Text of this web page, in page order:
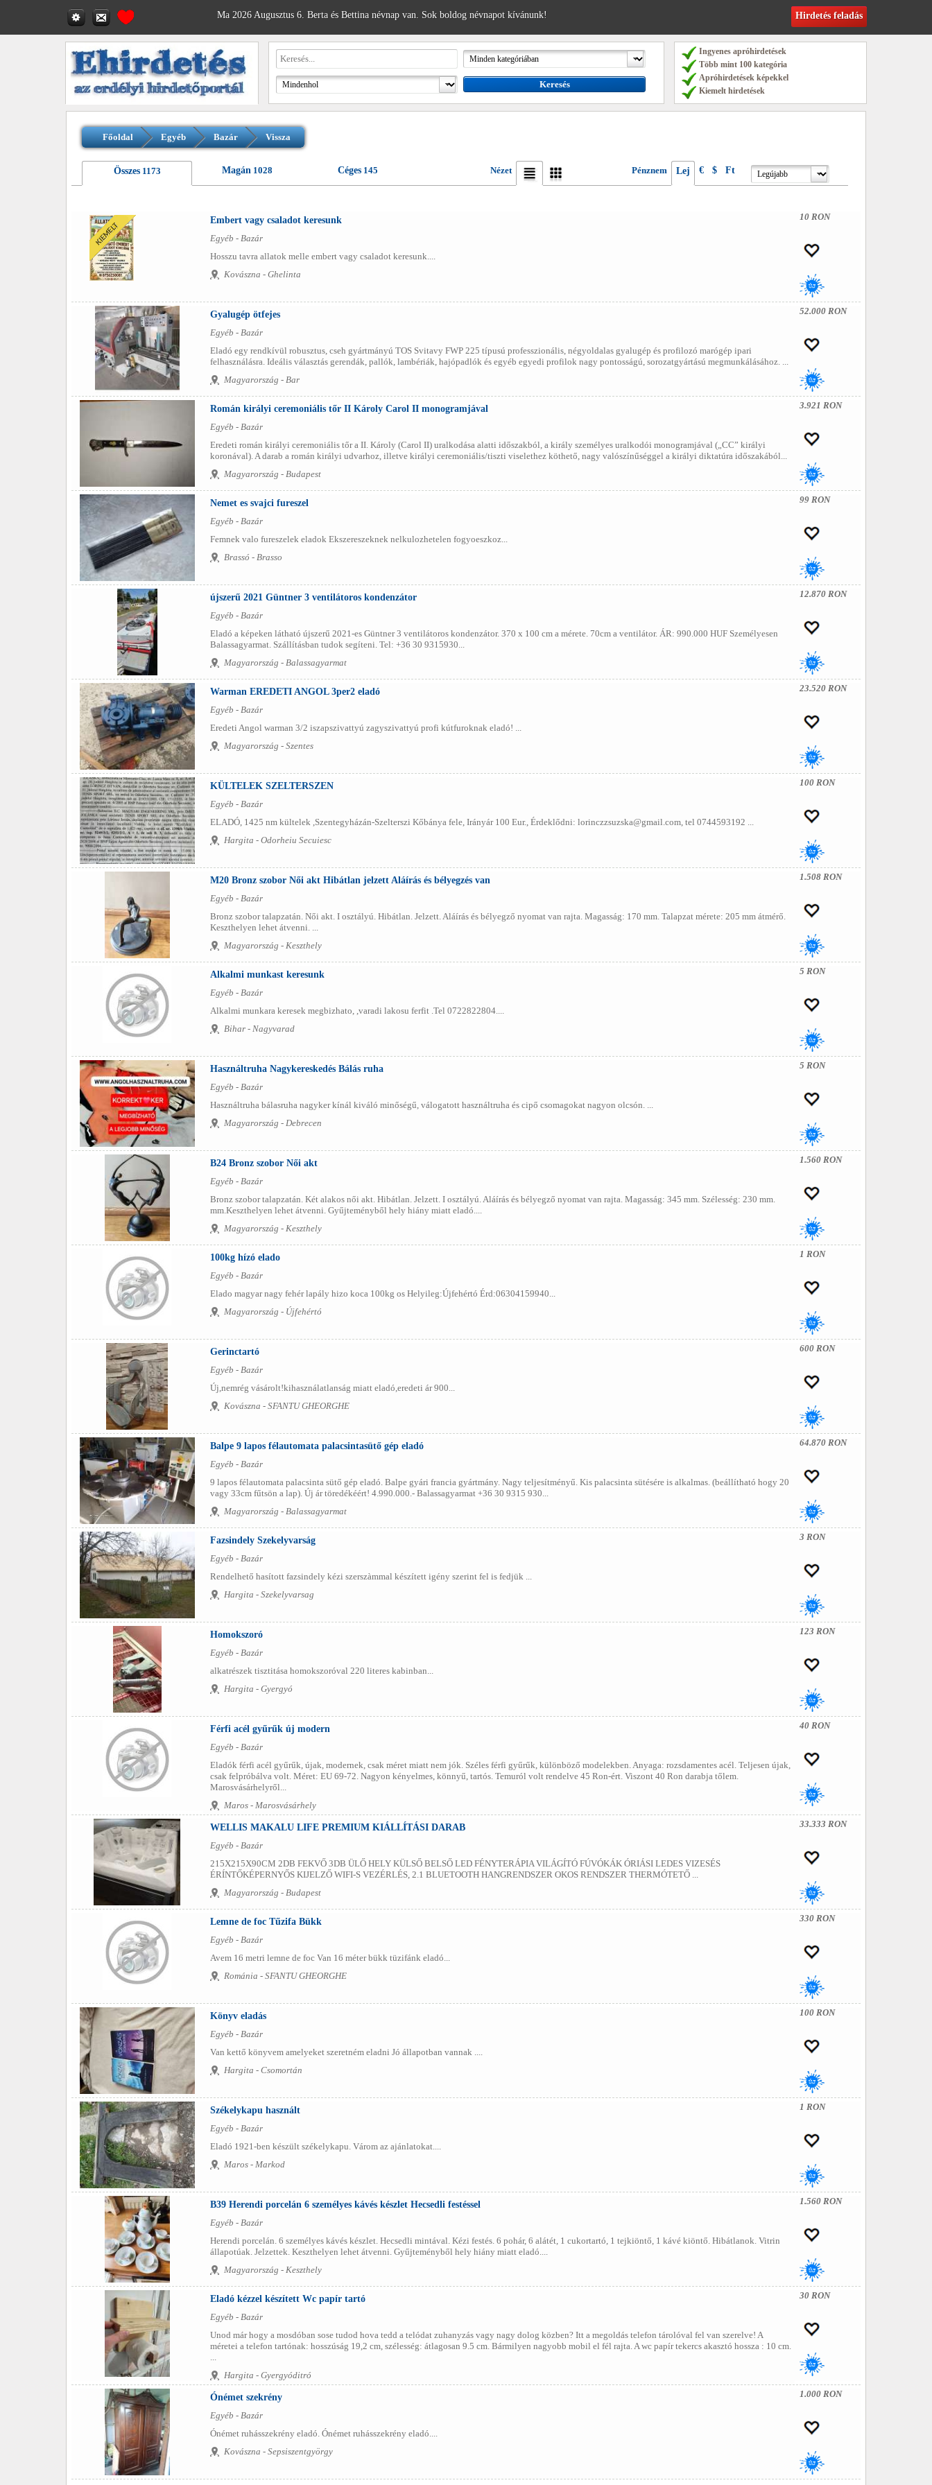
Ma 2026 Augusztus 6. Berta és Bettina névnap van. Sok boldog névnapot kívánunk! Hirdetés feladás
Ingyenes apróhirdetések
Több mint 100 kategória
Apróhirdetések képekkel
Kiemelt hirdetések
Főoldal Egyéb Bazár Vissza
Összes1173 Magán 1028 Céges 145 Nézet Pénznem Lej € $ Ft
Embert vagy csaladot keresunk
Egyéb - Bazár
Hosszu tavra allatok melle embert vagy csaladot keresunk....
Kovászna - Ghelinta
10 RON
Gyalugép ötfejes
Egyéb - Bazár
Eladó egy rendkívül robusztus, cseh gyártmányú TOS Svitavy FWP 225 típusú professzionális, négyoldalas gyalugép és profilozó marógép ipari
felhasználásra. Ideális választás gerendák, pallók, lambériák, hajópadlók és egyéb egyedi profilok nagy pontosságú, sorozatgyártású megmunkálásához. ...
Magyarország - Bar
52.000 RON
Román királyi ceremoniális tőr II Károly Carol II monogramjával
Egyéb - Bazár
Eredeti román királyi ceremoniális tőr a II. Károly (Carol II) uralkodása alatti időszakból, a király személyes uralkodói monogramjával („CC” királyi
koronával). A darab a román királyi udvarhoz, illetve királyi ceremoniális/tiszti viselethez köthető, nagy valószínűséggel a királyi diktatúra időszakából...
Magyarország - Budapest
3.921 RON
Nemet es svajci fureszel
Egyéb - Bazár
Femnek valo fureszelek eladok Ekszereszeknek nelkulozhetelen fogyoeszkoz...
Brassó - Brasso
99 RON
újszerű 2021 Güntner 3 ventilátoros kondenzátor
Egyéb - Bazár
Eladó a képeken látható újszerű 2021-es Güntner 3 ventilátoros kondenzátor. 370 x 100 cm a mérete. 70cm a ventilátor. ÁR: 990.000 HUF Személyesen
Balassagyarmat. Szállításban tudok segíteni. Tel: +36 30 9315930...
Magyarország - Balassagyarmat
12.870 RON
Warman EREDETI ANGOL 3per2 eladó
Egyéb - Bazár
Eredeti Angol warman 3/2 iszapszivattyú zagyszivattyú profi kútfuroknak eladó! ...
Magyarország - Szentes
23.520 RON
KÜLTELEK SZELTERSZEN
Egyéb - Bazár
ELADÓ, 1425 nm kültelek ,Szentegyházán-Szelterszi Kőbánya fele, Irányár 100 Eur., Érdeklődni: lorinczzsuzska@gmail.com, tel 0744593192 ...
Hargita - Odorheiu Secuiesc
100 RON
M20 Bronz szobor Női akt Hibátlan jelzett Aláírás és bélyegzés van
Egyéb - Bazár
Bronz szobor talapzatán. Női akt. I osztályú. Hibátlan. Jelzett. Aláírás és bélyegző nyomat van rajta. Magasság: 170 mm. Talapzat mérete: 205 mm átmérő.
Keszthelyen lehet átvenni. ...
Magyarország - Keszthely
1.508 RON
Alkalmi munkast keresunk
Egyéb - Bazár
Alkalmi munkara keresek megbizhato, ,varadi lakosu ferfit .Tel 0722822804....
Bihar - Nagyvarad
5 RON
Használtruha Nagykereskedés Bálás ruha
Egyéb - Bazár
Használtruha bálasruha nagyker kínál kiváló minőségű, válogatott használtruha és cipő csomagokat nagyon olcsón. ...
Magyarország - Debrecen
5 RON
B24 Bronz szobor Női akt
Egyéb - Bazár
Bronz szobor talapzatán. Két alakos női akt. Hibátlan. Jelzett. I osztályú. Aláírás és bélyegző nyomat van rajta. Magasság: 345 mm. Szélesség: 230 mm.
mm.Keszthelyen lehet átvenni. Gyűjteményből hely hiány miatt eladó....
Magyarország - Keszthely
1.560 RON
100kg hízó elado
Egyéb - Bazár
Elado magyar nagy fehér lapály hizo koca 100kg os Helyileg:Újfehértó Érd:06304159940...
Magyarország - Újfehértó
1 RON
Gerinctartó
Egyéb - Bazár
Új,nemrég vásárolt!kihasználatlanság miatt eladó,eredeti ár 900...
Kovászna - SFANTU GHEORGHE
600 RON
Balpe 9 lapos félautomata palacsintasütő gép eladó
Egyéb - Bazár
9 lapos félautomata palacsinta sütő gép eladó. Balpe gyári francia gyártmány. Nagy teljesítményű. Kis palacsinta sütésére is alkalmas. (beállítható hogy 20
vagy 33cm fűtsön a lap). Új ár töredékéért! 4.990.000.- Balassagyarmat +36 30 9315 930...
Magyarország - Balassagyarmat
64.870 RON
Fazsindely Szekelyvarság
Egyéb - Bazár
Rendelhető hasított fazsindely kézi szerszàmmal készített igény szerint fel is fedjük ...
Hargita - Szekelyvarsag
3 RON
Homokszoró
Egyéb - Bazár
alkatrészek tisztitása homokszoróval 220 literes kabinban...
Hargita - Gyergyó
123 RON
Férfi acél gyűrűk új modern
Egyéb - Bazár
Eladók férfi acél gyűrűk, újak, modernek, csak méret miatt nem jók. Széles férfi gyűrűk, különböző modelekben. Anyaga: rozsdamentes acél. Teljesen újak,
csak felpróbálva volt. Méret: EU 69-72. Nagyon kényelmes, könnyű, tartós. Temuról volt rendelve 45 Ron-ért. Viszont 40 Ron darabja tőlem.
Marosvásárhelyről...
Maros - Marosvásárhely
40 RON
WELLIS MAKALU LIFE PREMIUM KIÁLLÍTÁSI DARAB
Egyéb - Bazár
215X215X90CM 2DB FEKVŐ 3DB ÜLŐ HELY KÜLSŐ BELSŐ LED FÉNYTERÁPIA VILÁGÍTÓ FÚVÓKÁK ÓRIÁSI LEDES VIZESÉS
ÉRÍNTŐKÉPERNYŐS KIJELZŐ WIFI-S VEZÉRLÉS, 2.1 BLUETOOTH HANGRENDSZER OKOS RENDSZER THERMÓTETŐ ...
Magyarország - Budapest
33.333 RON
Lemne de foc Tűzifa Bükk
Egyéb - Bazár
Avem 16 metri lemne de foc Van 16 méter bükk tüzifánk eladó...
Románia - SFANTU GHEORGHE
330 RON
Könyv eladás
Egyéb - Bazár
Van kettő könyvem amelyeket szeretném eladni Jó állapotban vannak ....
Hargita - Csomortán
100 RON
Székelykapu használt
Egyéb - Bazár
Eladó 1921-ben készült székelykapu. Várom az ajánlatokat....
Maros - Markod
1 RON
B39 Herendi porcelán 6 személyes kávés készlet Hecsedli festéssel
Egyéb - Bazár
Herendi porcelán. 6 személyes kávés készlet. Hecsedli mintával. Kézi festés. 6 pohár, 6 alátét, 1 cukortartó, 1 tejkiöntő, 1 kávé kiöntő. Hibátlanok. Vitrin
állapotúak. Jelzettek. Keszthelyen lehet átvenni. Gyűjteményből hely hiány miatt eladó....
Magyarország - Keszthely
1.560 RON
Eladó kézzel készített Wc papír tartó
Egyéb - Bazár
Unod már hogy a mosdóban sose tudod hova tedd a telódat zuhanyzás vagy nagy dolog közben? Itt a megoldás telefon tárolóval fel van szerelve! A
méretei a telefon tartónak: hosszúság 19,2 cm, szélesség: átlagosan 9.5 cm. Bármilyen nagyobb mobil el fél rajta. A wc papír tekercs akasztó hossza : 10 cm.
...
Hargita - Gyergyóditró
30 RON
Ónémet szekrény
Egyéb - Bazár
Ónémet ruhásszekrény eladó. Ónémet ruhásszekrény eladó....
Kovászna - Sepsiszentgyörgy
1.000 RON